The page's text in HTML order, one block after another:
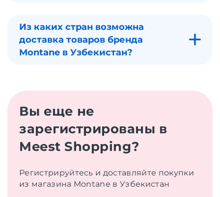
Из каких стран возможна
доставка товаров бренда
Montane в Узбекистан?
Вы еще не
зарегистрированы в
Meest Shopping?
Регистрируйтесь и доставляйте покупки
из магазина Montane в Узбекистан